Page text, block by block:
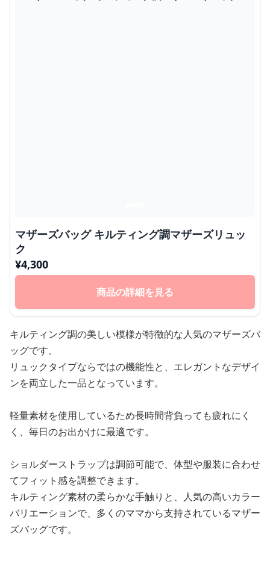
マザーズバッグ キルティング調マザーズリュッ
ク
¥4,300
商品の詳細を見る
キルティング調の美しい模様が特徴的な人気のマザーズバ
ッグです。
リュックタイプならではの機能性と、エレガントなデザイ
ンを両立した一品となっています。
軽量素材を使用しているため長時間背負っても疲れにく
く、毎日のお出かけに最適です。
ショルダーストラップは調節可能で、体型や服装に合わせ
てフィット感を調整できます。
キルティング素材の柔らかな手触りと、人気の高いカラー
バリエーションで、多くのママから支持されているマザー
ズバッグです。